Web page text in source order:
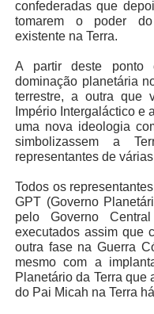
confederadas que
tomarem o poder
existente na Terra.
A partir deste ponto
dominação planetária
terrestre, a outra que
Império Intergaláctico e
uma nova ideologia
simbolizassem a
representantes de
Todos os
GPT (Governo
pelo Governo
executados assim que
outra fase na Guerra
mesmo com a
Planetário da Terra que
do Pai Micah na Terra